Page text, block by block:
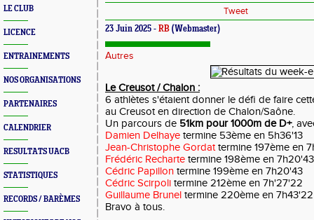
LE CLUB
LICENCE
ENTRAINEMENTS
NOS ORGANISATIONS
PARTENAIRES
CALENDRIER
RESULTATS UACB
STATISTIQUES
RECORDS / BARÈMES
Tweet
23 Juin 2025 - RB (Webmaster)
Autres
Le Creusot / Chalon :
6 athlètes s'étaient donner le défi de faire
au Creusot en direction de Chalon/Saône.
Un parcours de 51km pour 1000m de D+,
Damien Delhaye termine 53ème en 5h36'13
Jean-Christophe Gordattermine 197ème en
Frédéric Recharte termine 198ème en 7h20'43
Cédric Papillon termine 199ème en 7h20'43
Cédric Scirpoli termine 212ème en 7h'27'22
Guillaume Brunel termine 220ème en
Bravo à tous.